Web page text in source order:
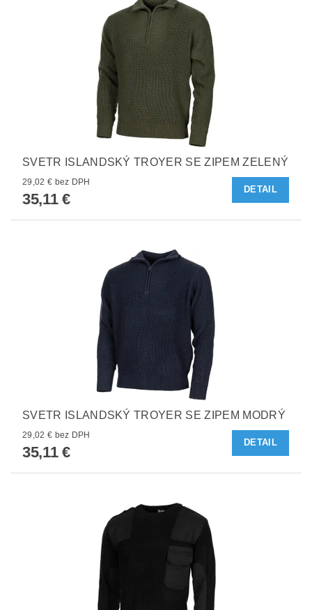
SVETR ISLANDSKÝ TROYER SE ZIPEM ZELENÝ
29,02 € bez DPH
35,11 €
DETAIL
SVETR ISLANDSKÝ TROYER SE ZIPEM MODRÝ
29,02 € bez DPH
35,11 €
DETAIL